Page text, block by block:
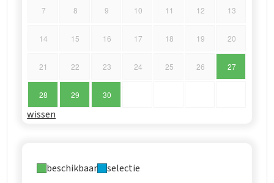
7 8 9 10 11 12 13
14 15 16 17 18 19 20
21 22 23 24 25 26 27
28 29 30
wissen
beschikbaar selectie